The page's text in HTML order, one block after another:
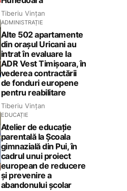
Tiberiu Vințan
ADMINISTRAȚIE
Alte 502 apartamente
din orașul Uricani au
intrat în evaluare la
ADR Vest Timișoara, în
vederea contractării
de fonduri europene
pentru reabilitare
Tiberiu Vințan
EDUCAȚIE
Atelier de educație
parentală la Școala
gimnazială din Pui, în
cadrul unui proiect
european de reducere
și prevenire a
abandonului școlar